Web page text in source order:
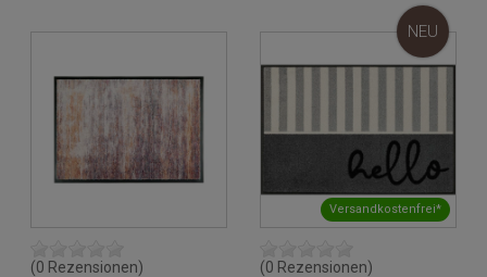
(0 Rezensionen)
Versandkostenfrei*
NEU
(0 Rezensionen)